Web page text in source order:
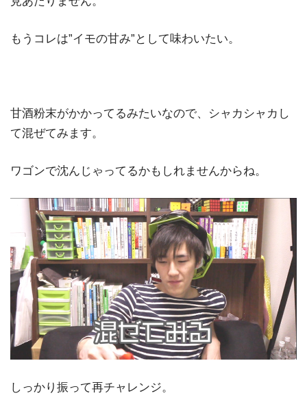
もうコレは”イモの甘み”として味わいたい。
甘酒粉末がかかってるみたいなので、シャカシャカし
て混ぜてみます。
ワゴンで沈んじゃってるかもしれませんからね。
しっかり振って再チャレンジ。